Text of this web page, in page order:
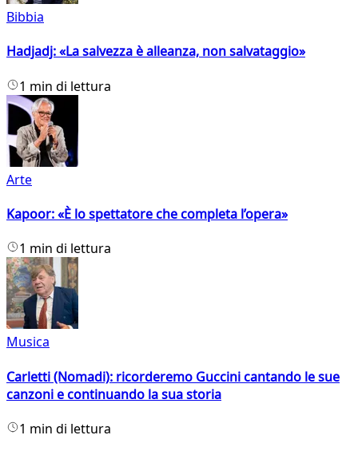
Bibbia
Hadjadj: «La salvezza è alleanza, non salvataggio»
1 min di lettura
Arte
Kapoor: «È lo spettatore che completa l’opera»
1 min di lettura
Musica
Carletti (Nomadi): ricorderemo Guccini cantando le sue
canzoni e continuando la sua storia
1 min di lettura